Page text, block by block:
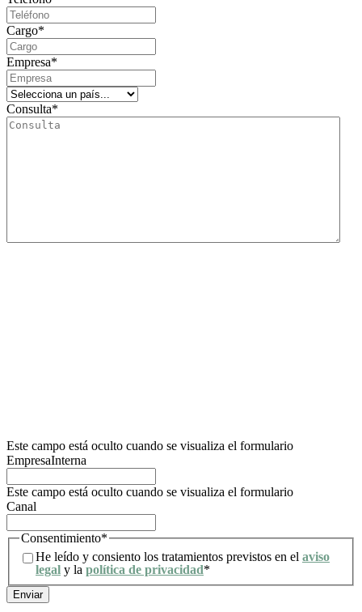
Cargo*
Empresa*
Consulta*
Este campo está oculto cuando se visualiza el formulario
EmpresaInterna
Este campo está oculto cuando se visualiza el formulario
Canal
Consentimiento*
He leído y consiento los tratamientos previstos en el aviso
legal y la política de privacidad*